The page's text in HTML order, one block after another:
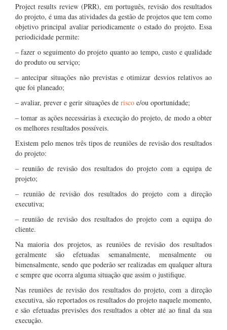
Project results review (PRR), em português, revisão dos resultados
do projeto, é uma das atividades da gestão de projetos que tem como
objetivo principal avaliar periodicamente o estado do projeto. Essa
periodicidade permite:
– fazer o seguimento do projeto quanto ao tempo, custo e qualidade
do produto ou serviço;
– antecipar situações não previstas e otimizar desvios relativos ao
que foi planeado;
– avaliar, prever e gerir situações de risco e/ou oportunidade;
– tomar as ações necessárias à execução do projeto, de modo a obter
os melhores resultados possíveis.
Existem pelo menos três tipos de reuniões de revisão dos resultados
do projeto:
– reunião de revisão dos resultados do projeto com a equipa de
projeto;
– reunião de revisão dos resultados do projeto com a direção
executiva;
– reunião de revisão dos resultados do projeto com a equipa do
cliente.
Na maioria dos projetos, as reuniões de revisão dos resultados
geralmente são efetuadas semanalmente, mensalmente ou
bimensalmente, sendo que poderão ser realizadas em qualquer altura
e sempre que ocorra alguma situação que assim o justifique.
Nas reuniões de revisão dos resultados do projeto, com a direção
executiva, são reportados os resultados do projeto naquele momento,
e são efetuadas previsões dos resultados a obter até ao final da sua
execução.